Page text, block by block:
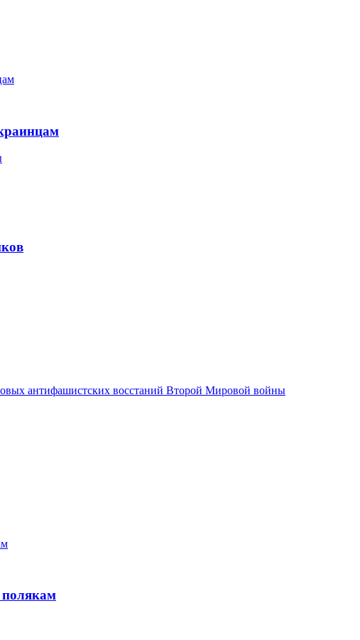
антифашистских восстаний Второй Мировой войны